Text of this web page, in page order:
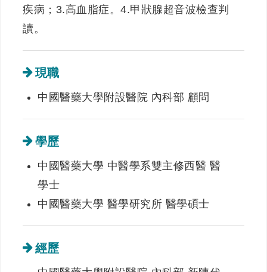
疾病；3.高血脂症。4.甲狀腺超音波檢查判
讀。
現職
中國醫藥大學附設醫院 內科部 顧問
學歷
中國醫藥大學 中醫學系雙主修西醫 醫
學士
中國醫藥大學 醫學研究所 醫學碩士
經歷